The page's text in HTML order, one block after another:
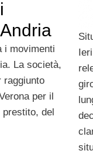
i movimenti
La società,
raggiunto
per il
del